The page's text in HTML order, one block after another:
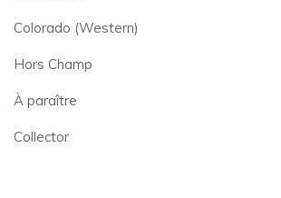
Colorado (Western)
Hors Champ
À paraître
Collector